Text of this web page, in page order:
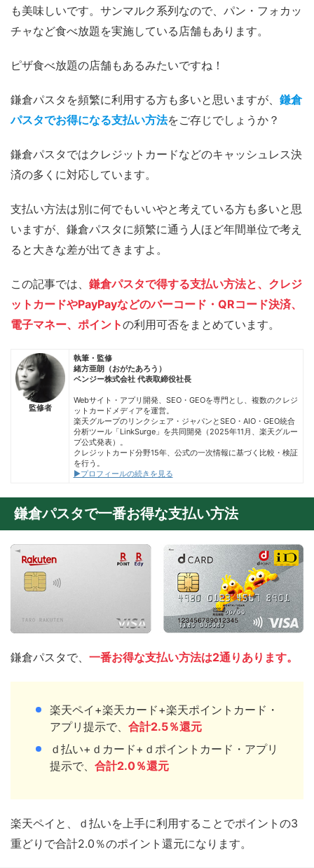
も美味しいです。サンマルク系列なので、パン・フォカッ
チャなど食べ放題を実施している店舗もあります。
ピザ食べ放題の店舗もあるみたいですね！
鎌倉パスタを頻繁に利用する方も多いと思いますが、 鎌倉
パスタでお得になる支払い方法をご存じでしょうか？
鎌倉パスタではクレジットカードなどのキャッシュレス決
済の多くに対応しています。
支払い方法は別に何でもいいやと考えている方も多いと思
いますが、鎌倉パスタに頻繁に通う人ほど年間単位で考え
ると大きな差が出てきますよ。
この記事では、 鎌倉パスタで得する支払い方法と、クレジ
ットカードやPayPayなどのバーコード・QRコード決済、
電子マネー、ポイントの利用可否をまとめています。
監修者
執筆・監修
緒方亜朗（おがたあろう）
ベンジー株式会社 代表取締役社長
Webサイト・アプリ開発、SEO・GEOを専門とし、複数のクレジ
ットカードメディアを運営。
楽天グループのリンクシェア・ジャパンとSEO・AIO・GEO統合
分析ツール「LinkSurge」を共同開発（2025年11月、楽天グルー
プ公式発表）。
クレジットカード分野15年、公式の一次情報に基づく比較・検証
を行う。
▶プロフィールの続きを見る
鎌倉パスタで一番お得な支払い方法
鎌倉パスタで、 一番お得な支払い方法は2通りあります。
楽天ペイ+楽天カード+楽天ポイントカード・
アプリ提示で、 合計2.5％還元
ｄ払い+ｄカード+ｄポイントカード・アプリ
提示で、 合計2.0％還元
楽天ペイと、ｄ払いを上手に利用することでポイントの3
重どりで合計2.0％のポイント還元になります。